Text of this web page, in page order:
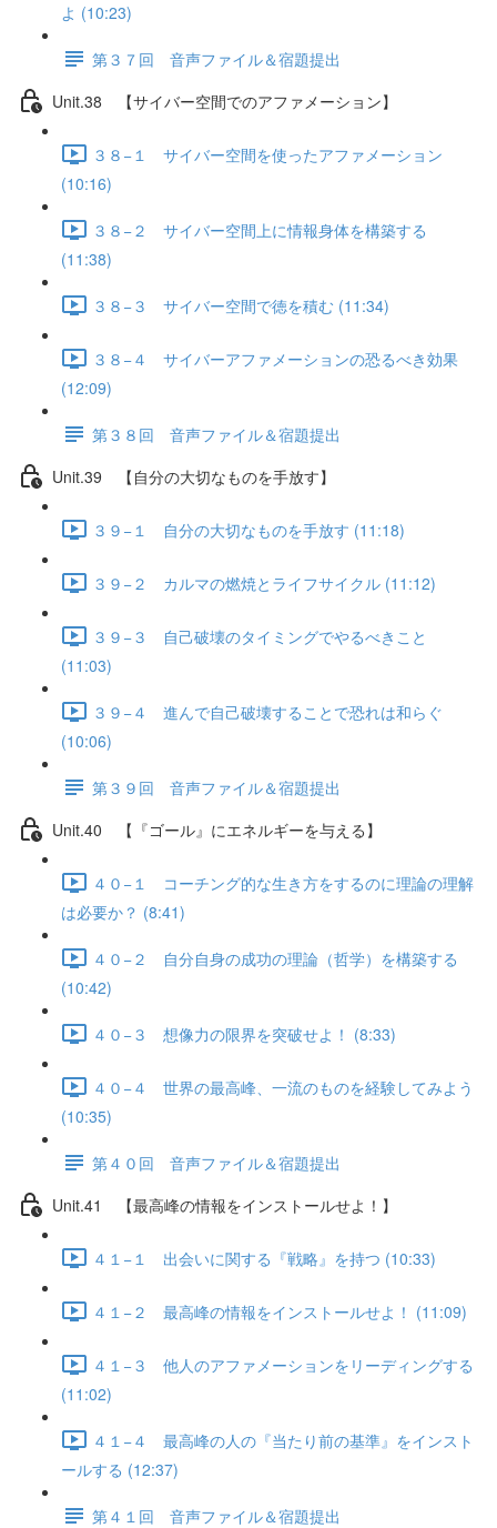
よ (10:23)
第３７回 音声ファイル＆宿題提出
Unit.38 【サイバー空間でのアファメーション】
３８−１ サイバー空間を使ったアファメーション
(10:16)
３８−２ サイバー空間上に情報身体を構築する
(11:38)
３８−３ サイバー空間で徳を積む (11:34)
３８−４ サイバーアファメーションの恐るべき効果
(12:09)
第３８回 音声ファイル＆宿題提出
Unit.39 【自分の大切なものを手放す】
３９−１ 自分の大切なものを手放す (11:18)
３９−２ カルマの燃焼とライフサイクル (11:12)
３９−３ 自己破壊のタイミングでやるべきこと
(11:03)
３９−４ 進んで自己破壊することで恐れは和らぐ
(10:06)
第３９回 音声ファイル＆宿題提出
Unit.40 【『ゴール』にエネルギーを与える】
４０−１ コーチング的な生き方をするのに理論の理解
は必要か？ (8:41)
４０−２ 自分自身の成功の理論（哲学）を構築する
(10:42)
４０−３ 想像力の限界を突破せよ！ (8:33)
４０−４ 世界の最高峰、一流のものを経験してみよう
(10:35)
第４０回 音声ファイル＆宿題提出
Unit.41 【最高峰の情報をインストールせよ！】
４１−１ 出会いに関する『戦略』を持つ (10:33)
４１−２ 最高峰の情報をインストールせよ！ (11:09)
４１−３ 他人のアファメーションをリーディングする
(11:02)
４１−４ 最高峰の人の『当たり前の基準』をインスト
ールする (12:37)
第４１回 音声ファイル＆宿題提出